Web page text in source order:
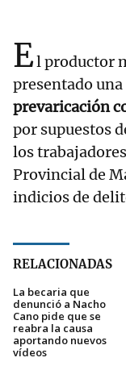
El productor
presentado una
prevaricación
por supuestos
los
Provincial de
indicios de
RELACIONADAS
La becaria que
denunció a Nacho
Cano pide que se
reabra la causa
aportando nuevos
vídeos